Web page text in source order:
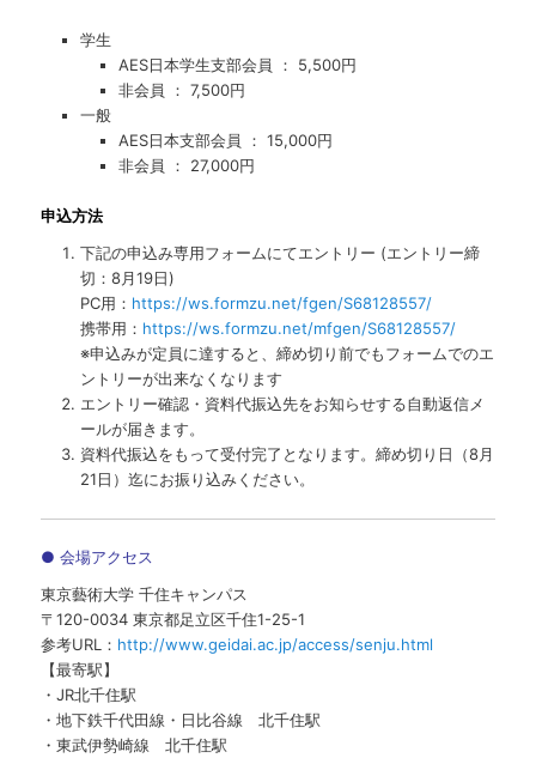
学生
AES日本学生支部会員 ： 5,500円
非会員 ： 7,500円
一般
AES日本支部会員 ： 15,000円
非会員 ： 27,000円
申込方法
下記の申込み専用フォームにてエントリー (エントリー締
切：8月19日)
PC用： https://ws.formzu.net/fgen/S68128557/
携帯用： https://ws.formzu.net/mfgen/S68128557/
※申込みが定員に達すると、締め切り前でもフォームでのエ
ントリーが出来なくなります
エントリー確認・資料代振込先をお知らせする自動返信メ
ールが届きます。
資料代振込をもって受付完了となります。締め切り日（8月
21日）迄にお振り込みください。
● 会場アクセス
東京藝術大学 千住キャンパス
〒120-0034 東京都足立区千住1-25-1
参考URL： http://www.geidai.ac.jp/access/senju.html
【最寄駅】
・JR北千住駅
・地下鉄千代田線・日比谷線 北千住駅
・東武伊勢崎線 北千住駅